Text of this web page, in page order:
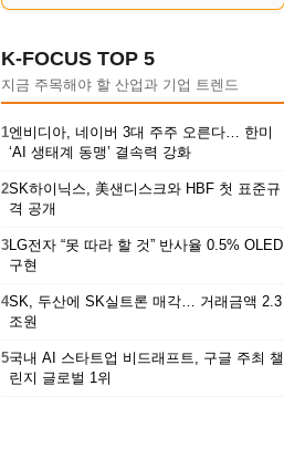
K-FOCUS TOP 5
지금 주목해야 할 산업과 기업 트렌드
1엔비디아, 네이버 3대 주주 오른다… 한미
‘AI 생태계 동맹’ 결속력 강화
2SK하이닉스, 美샌디스크와 HBF 첫 표준규
격 공개
3LG전자 “못 따라 할 것” 반사율 0.5% OLED
구현
4SK, 두산에 SK실트론 매각… 거래금액 2.3
조원
5국내 AI 스타트업 비드래프트, 구글 주최 챌
린지 글로벌 1위